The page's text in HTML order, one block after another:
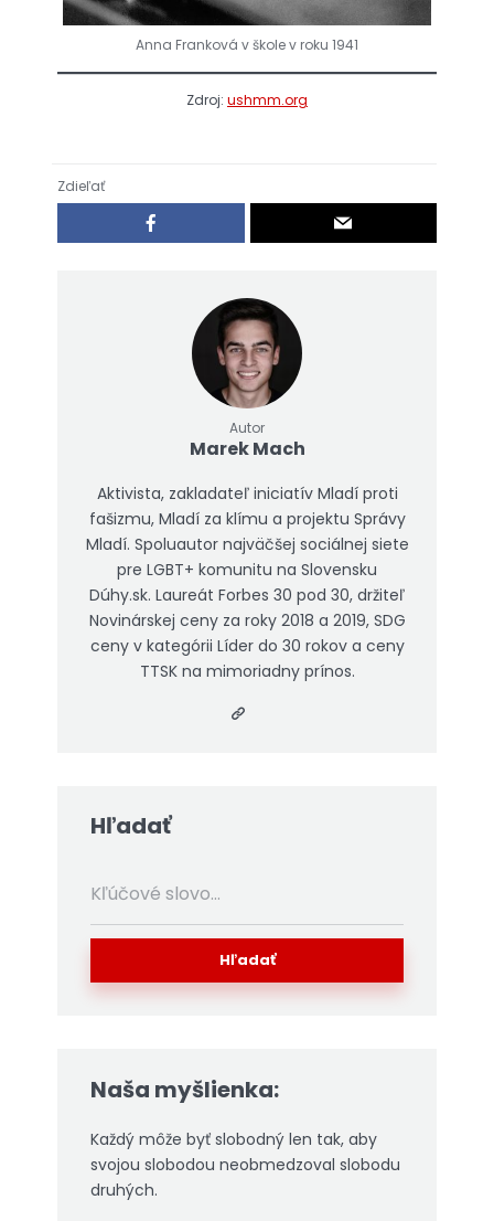
Anna Franková v škole v roku 1941
Zdroj: ushmm.org
Zdieľať
Autor
Marek Mach
Aktivista, zakladateľ iniciatív Mladí proti
fašizmu, Mladí za klímu a projektu Správy
Mladí. Spoluautor najväčšej sociálnej siete
pre LGBT+ komunitu na Slovensku
Dúhy.sk. Laureát Forbes 30 pod 30, držiteľ
Novinárskej ceny za roky 2018 a 2019, SDG
ceny v kategórii Líder do 30 rokov a ceny
TTSK na mimoriadny prínos.
Hľadať
Hľadať
Naša myšlienka:
Každý môže byť slobodný len tak, aby
svojou slobodou neobmedzoval slobodu
druhých.